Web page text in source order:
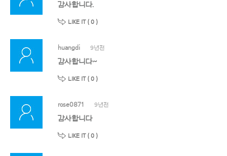
감사합니다.
LIKE IT ( 0 )
huangdi 9년전
감사합니다~
LIKE IT ( 0 )
rose0871 9년전
감사합니다
LIKE IT ( 0 )